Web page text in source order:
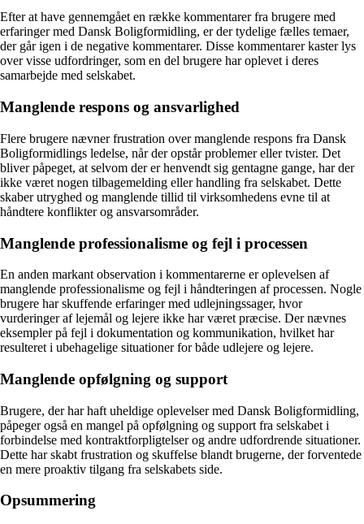
Efter at have gennemgået en række kommentarer fra brugere med
erfaringer med Dansk Boligformidling, er der tydelige fælles temaer,
der går igen i de negative kommentarer. Disse kommentarer kaster lys
over visse udfordringer, som en del brugere har oplevet i deres
samarbejde med selskabet.
Manglende respons og ansvarlighed
Flere brugere nævner frustration over manglende respons fra Dansk
Boligformidlings ledelse, når der opstår problemer eller tvister. Det
bliver påpeget, at selvom der er henvendt sig gentagne gange, har der
ikke været nogen tilbagemelding eller handling fra selskabet. Dette
skaber utryghed og manglende tillid til virksomhedens evne til at
håndtere konflikter og ansvarsområder.
Manglende professionalisme og fejl i processen
En anden markant observation i kommentarerne er oplevelsen af
manglende professionalisme og fejl i håndteringen af processen. Nogle
brugere har skuffende erfaringer med udlejningssager, hvor
vurderinger af lejemål og lejere ikke har været præcise. Der nævnes
eksempler på fejl i dokumentation og kommunikation, hvilket har
resulteret i ubehagelige situationer for både udlejere og lejere.
Manglende opfølgning og support
Brugere, der har haft uheldige oplevelser med Dansk Boligformidling,
påpeger også en mangel på opfølgning og support fra selskabet i
forbindelse med kontraktforpligtelser og andre udfordrende situationer.
Dette har skabt frustration og skuffelse blandt brugerne, der forventede
en mere proaktiv tilgang fra selskabets side.
Opsummering